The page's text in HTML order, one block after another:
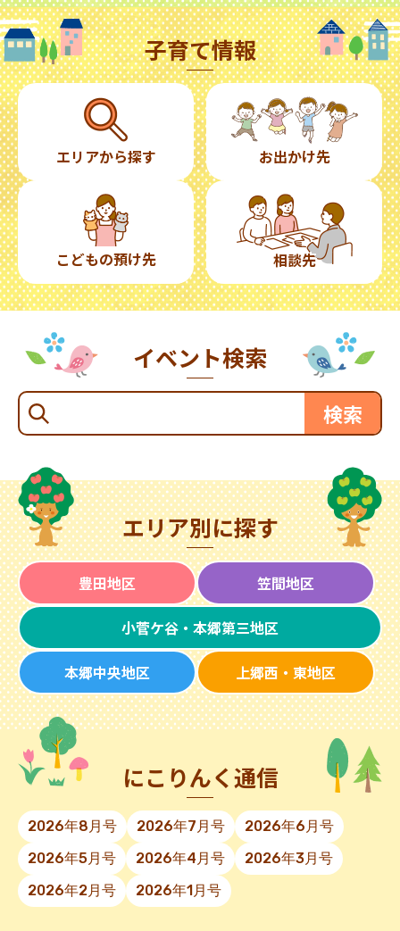
子育て情報
エリアから探す お出かけ先
こどもの預け先 相談先
イベント検索
エリア別に探す
豊田地区 笠間地区
小菅ケ谷・本郷第三地区
本郷中央地区 上郷西・東地区
にこりんく通信
2026年8月号 2026年7月号
2026年6月号
2026年5月号
2026年4月号
2026年3月号
2026年2月号
2026年1月号